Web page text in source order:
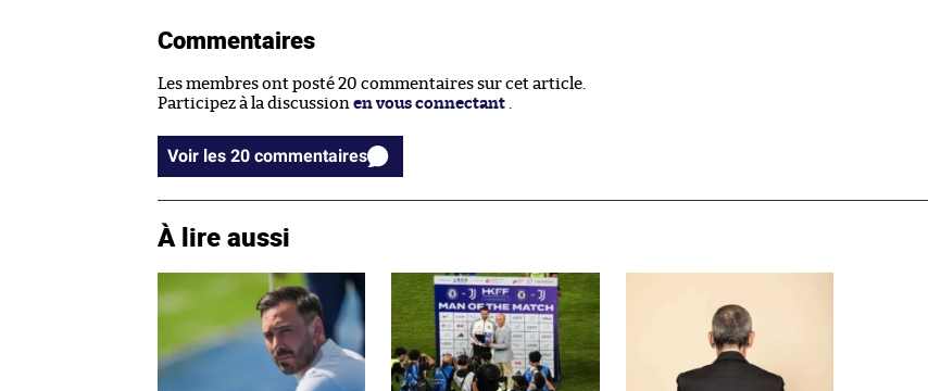
Commentaires
Les membres ont posté 20 commentaires sur cet article.
Participez à la discussion en vous connectant .
Voir les 20 commentaires
À lire aussi